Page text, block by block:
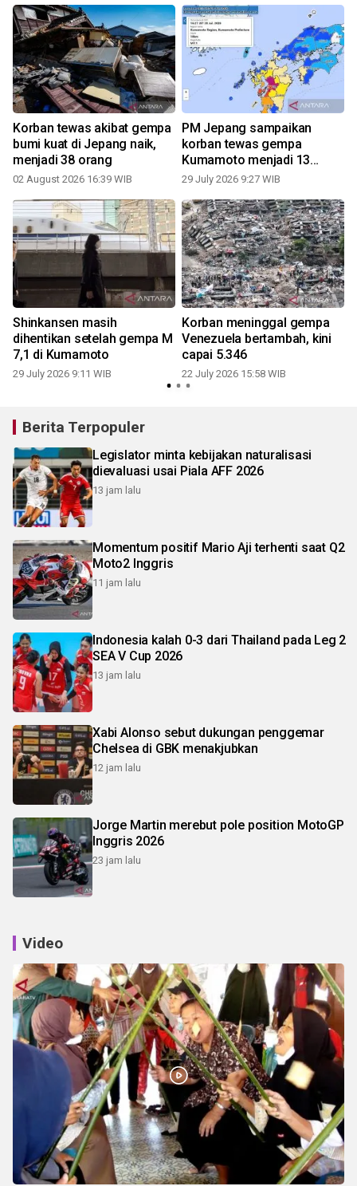
Korban tewas akibat gempa
bumi kuat di Jepang naik,
menjadi 38 orang
02 August 2026 16:39 WIB
PM Jepang sampaikan
korban tewas gempa
Kumamoto menjadi 13
orang
29 July 2026 9:27 WIB
Shinkansen masih
dihentikan setelah gempa M
7,1 di Kumamoto
29 July 2026 9:11 WIB
Korban meninggal gempa
Venezuela bertambah, kini
capai 5.346
22 July 2026 15:58 WIB
Berita Terpopuler
Legislator minta kebijakan naturalisasi
dievaluasi usai Piala AFF 2026
13 jam lalu
Momentum positif Mario Aji terhenti saat Q2
Moto2 Inggris
11 jam lalu
Indonesia kalah 0-3 dari Thailand pada Leg 2
SEA V Cup 2026
13 jam lalu
Xabi Alonso sebut dukungan penggemar
Chelsea di GBK menakjubkan
12 jam lalu
Jorge Martin merebut pole position MotoGP
Inggris 2026
23 jam lalu
Video